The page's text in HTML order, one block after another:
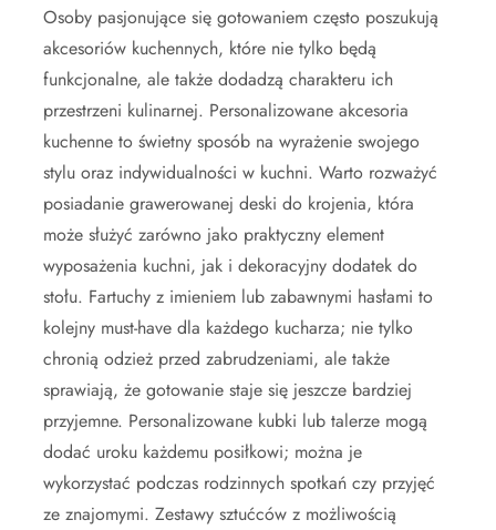
Osoby pasjonujące się gotowaniem często poszukują
akcesoriów kuchennych, które nie tylko będą
funkcjonalne, ale także dodadzą charakteru ich
przestrzeni kulinarnej. Personalizowane akcesoria
kuchenne to świetny sposób na wyrażenie swojego
stylu oraz indywidualności w kuchni. Warto rozważyć
posiadanie grawerowanej deski do krojenia, która
może służyć zarówno jako praktyczny element
wyposażenia kuchni, jak i dekoracyjny dodatek do
stołu. Fartuchy z imieniem lub zabawnymi hasłami to
kolejny must-have dla każdego kucharza; nie tylko
chronią odzież przed zabrudzeniami, ale także
sprawiają, że gotowanie staje się jeszcze bardziej
przyjemne. Personalizowane kubki lub talerze mogą
dodać uroku każdemu posiłkowi; można je
wykorzystać podczas rodzinnych spotkań czy przyjęć
ze znajomymi. Zestawy sztućców z możliwością